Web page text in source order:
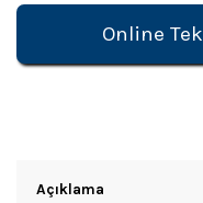
Online
Açıklama